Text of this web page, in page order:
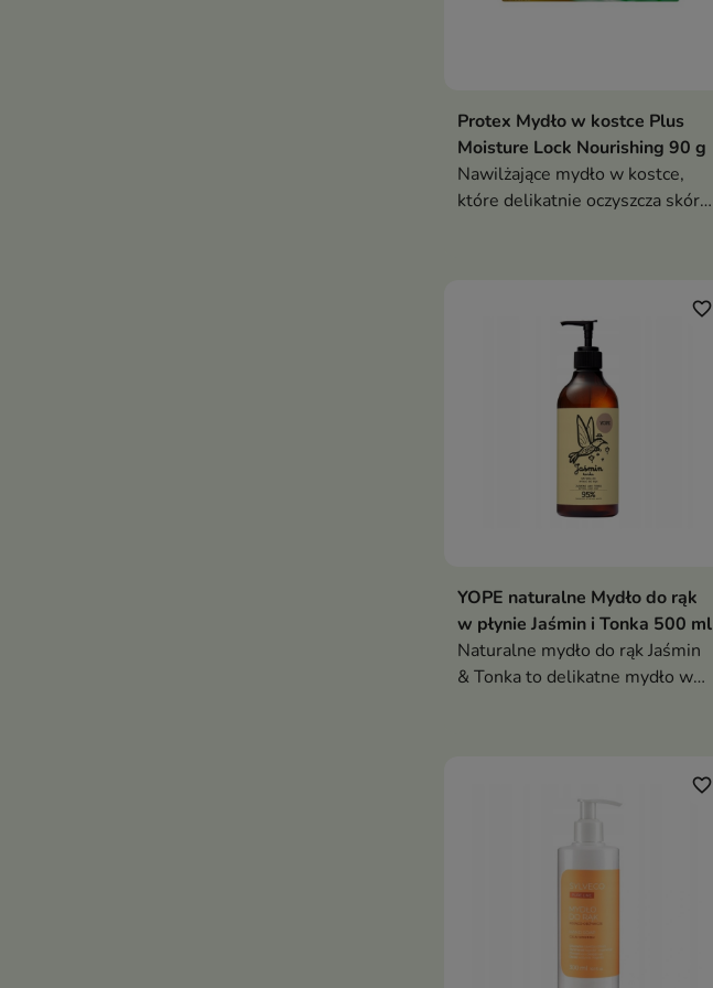
Protex Mydło w kostce Plus
Moisture Lock Nourishing 90 g
Nawilżające mydło w kostce,
które delikatnie oczyszcza skórę,
favorite_border
YOPE naturalne Mydło do rąk
w płynie Jaśmin i Tonka 500 ml
Naturalne mydło do rąk Jaśmin
& Tonka to delikatne mydło w
favorite_border